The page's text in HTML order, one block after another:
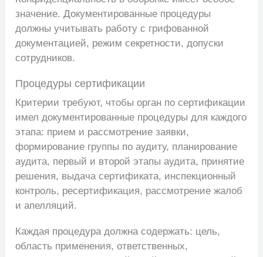
значение. Документированные процедуры
должны учитывать работу с грифованной
документацией, режим секретности, допуски
сотрудников.
Процедуры сертификации
Критерии требуют, чтобы орган по сертификации
имел документированные процедуры для каждого
этапа: прием и рассмотрение заявки,
формирование группы по аудиту, планирование
аудита, первый и второй этапы аудита, принятие
решения, выдача сертификата, инспекционный
контроль, ресертификация, рассмотрение жалоб
и апелляций.
Каждая процедура должна содержать: цель,
область применения, ответственных,